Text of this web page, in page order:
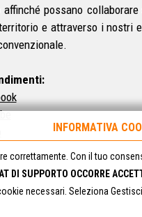
possano
e attraverso i nostri
INFORMATIVA
correttamente. Con il tuo
DI SUPPORTO OCCORRE
necessari. Seleziona